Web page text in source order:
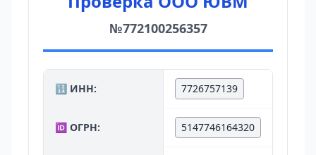
№772100256357
🔢 ИНН: 7726757139
🆔 ОГРН: 5147746164320